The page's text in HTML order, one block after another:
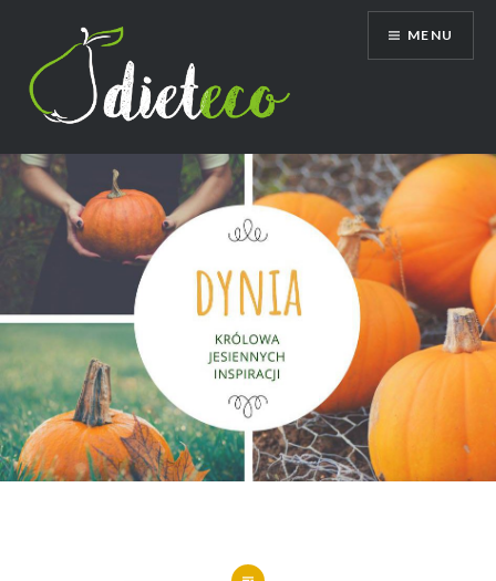
treści
Dietetyk Bydgoszcz Toruń, poradnia
dietetyczna, dietetyk dziecięcy
MENU